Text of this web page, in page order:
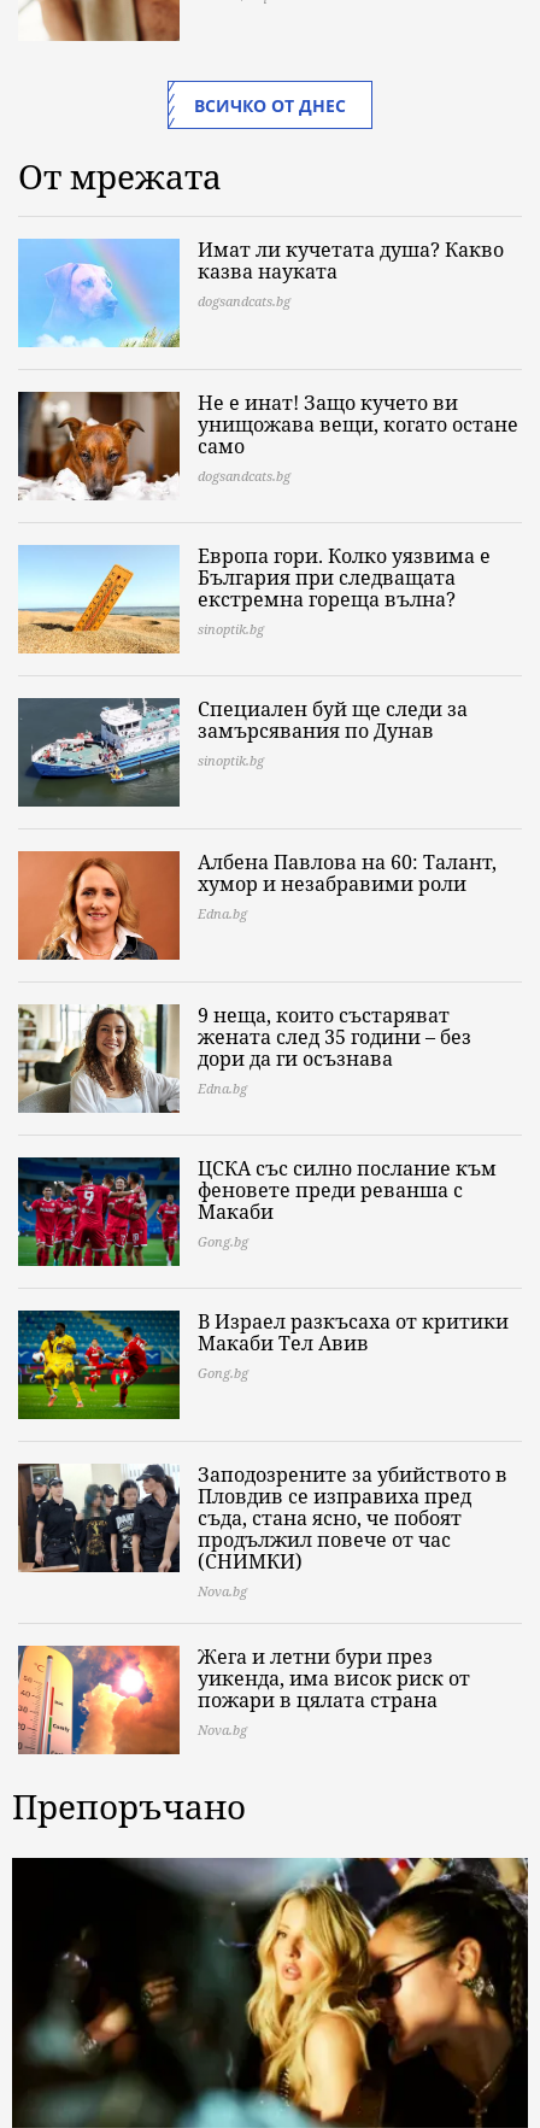
ВСИЧКО ОТ ДНЕС
От мрежата
Имат ли кучетата душа? Какво
казва науката
dogsandcats.bg
Не е инат! Защо кучето ви
унищожава вещи, когато остане
само
dogsandcats.bg
Европа гори. Колко уязвима е
България при следващата
екстремна гореща вълна?
sinoptik.bg
Специален буй ще следи за
замърсявания по Дунав
sinoptik.bg
Албена Павлова на 60: Талант,
хумор и незабравими роли
Edna.bg
9 неща, които състаряват
жената след 35 години – без
дори да ги осъзнава
Edna.bg
ЦСКА със силно послание към
феновете преди реванша с
Макаби
Gong.bg
В Израел разкъсаха от критики
Макаби Тел Авив
Gong.bg
Заподозрените за убийството в
Пловдив се изправиха пред
съда, стана ясно, че побоят
продължил повече от час
(СНИМКИ)
Nova.bg
Жега и летни бури през
уикенда, има висок риск от
пожари в цялата страна
Nova.bg
Препоръчано